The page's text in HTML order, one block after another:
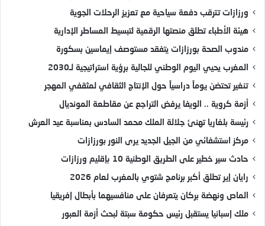
ورزازات تترقب دفعة سياحية مع تعزيز الرحلات الجوية
هيئة الأطباء تطلق منصتها الرقمية لتبسيط المساطر الإدارية
مندوب الصحة بورزازات يتفقد مستوصف إيماسين بسكورة
المغرب يحيي اليوم الوطني للجالية برؤية استراتيجية لـ2030
تنغير تحتضن يوماً دراسياً حول الإنتاج الثقافي لمثقفي المهجر
أزمة كروية .. الويفا يرفض التراجع عن مقاطعة المونديال
رئيسة بلغاريا تهنئ جلالة الملك محمد السادس بمناسبة عيد العرش
مركز استشفائي من الجيل الجديد يرى النور بورزازات
حادث سير خطير على الطريق الوطنية 10 بإقليم ورزازات
رايان إير تطلق أكبر برنامج شتوي بالمغرب لعام 2026
الماص ونهضة بركان يتعرفان على منافسيهما بأبطال إفريقيا
ملك إسبانيا يستقبل رئيس حكومة سبتة لبحث أزمة العبور